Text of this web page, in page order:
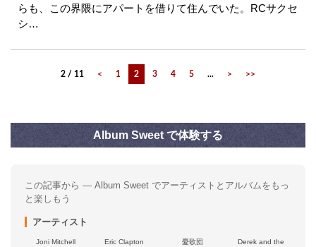
らも、この界隈にアパートを借りて住んでいた。RCサクセ
シ…
2 / 11 < 1 2 3 4 5 ... > >>
Album Sweet で体験する
この記事から — Album Sweet でアーティストとアルバムをもっ
と楽しもう
アーティスト
Joni Mitchell Eric Clapton 憂歌団
Derek and the